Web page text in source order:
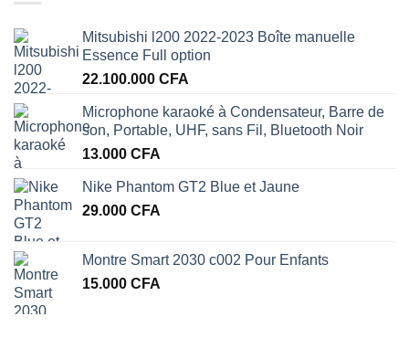
Mitsubishi l200 2022-2023 Boîte manuelle
Essence Full option
22.100.000 CFA
Microphone karaoké à Condensateur, Barre de
son, Portable, UHF, sans Fil, Bluetooth Noir
13.000 CFA
Nike Phantom GT2 Blue et Jaune
29.000 CFA
Montre Smart 2030 c002 Pour Enfants
15.000 CFA